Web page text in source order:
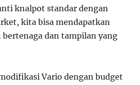
knalpot standar dengan
kita bisa mendapatkan
bertenaga dan tampilan yang
Vario dengan budget